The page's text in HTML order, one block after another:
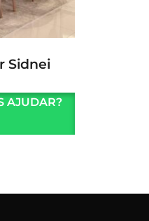
Sidnei
AJUDAR?